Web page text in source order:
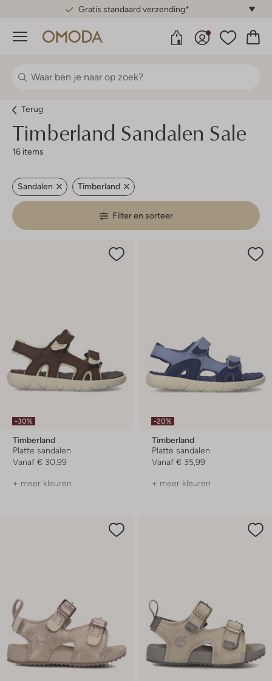
Gratis standaard verzending*
Menu
Terug
Timberland Sandalen Sale
16 items
Sandalen Timberland
Filter en sorteer
-30%
Timberland
Platte sandalen
Vanaf € 30,99
+ meer kleuren
-20%
Timberland
Platte sandalen
Vanaf € 35,99
+ meer kleuren